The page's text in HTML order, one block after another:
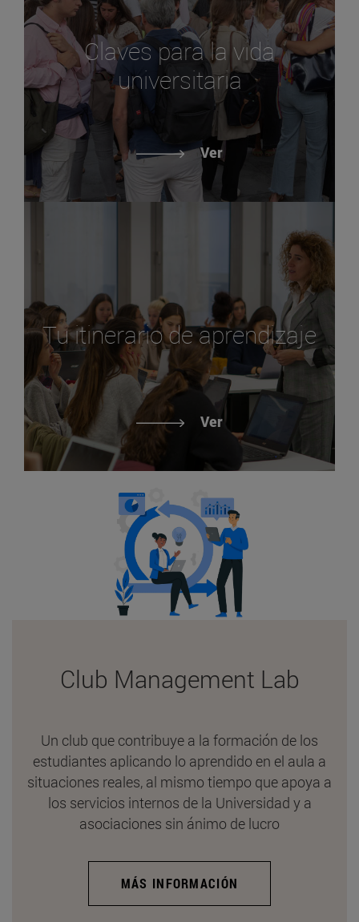
Claves para la vida
universitaria
Ver
Tu itinerario de aprendizaje
Ver
Club Management Lab
Un club que contribuye a la formación de los
estudiantes aplicando lo aprendido en el aula a
situaciones reales, al mismo tiempo que apoya a
los servicios internos de la Universidad y a
asociaciones sin ánimo de lucro
MÁS INFORMACIÓN